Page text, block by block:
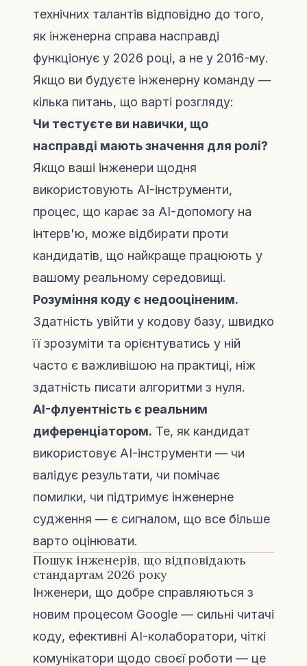
технічних талантів відповідно до того,
як інженерна справа насправді
функціонує у 2026 році, а не у 2016-му.
Якщо ви будуєте інженерну команду —
кілька питань, що варті розгляду:
Чи тестуєте ви навички, що
насправді мають значення для ролі?
Якщо ваші інженери щодня
використовують AI-інструменти,
процес, що карає за AI-допомогу на
інтерв'ю, може відбирати проти
кандидатів, що найкраще працюють у
вашому реальному середовищі.
Розуміння коду є недооціненим.
Здатність увійти у кодову базу, швидко
її зрозуміти та орієнтуватись у ній
часто є важливішою на практиці, ніж
здатність писати алгоритми з нуля.
AI-флуентність є реальним
диференціатором. Те, як кандидат
використовує AI-інструменти — чи
валідує результати, чи помічає
помилки, чи підтримує інженерне
судження — є сигналом, що все більше
варто оцінювати.
Пошук інженерів, що відповідають
стандартам 2026 року
Інженери, що добре справляються з
новим процесом Google — сильні читачі
коду, ефективні AI-колаборатори, чіткі
комунікатори щодо своєї роботи — це